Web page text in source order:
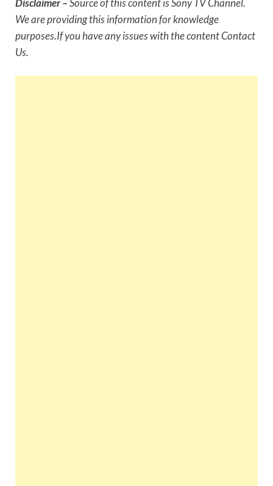
Disclaimer –Source of this content is Sony TV Channel.
We are providing this information for knowledge
purposes.If you have any issues with the content Contact
Us.